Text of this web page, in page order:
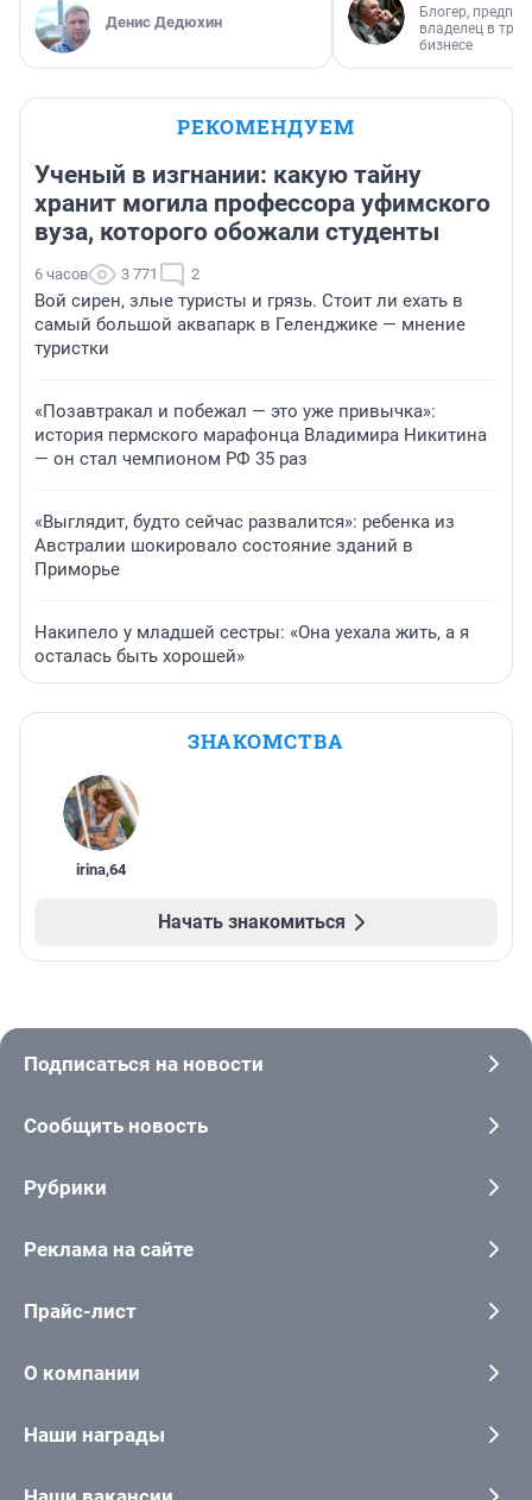
Денис Дедюхин
Блогер,
владелец в
бизнесе
РЕКОМЕНДУЕМ
Ученый в изгнании: какую тайну
хранит могила профессора уфимского
вуза, которого обожали студенты
6 часов 3 771 2
Вой сирен, злые туристы и грязь. Стоит ли ехать в
самый большой аквапарк в Геленджике — мнение
туристки
«Позавтракал и побежал — это уже привычка»:
история пермского марафонца Владимира Никитина
— он стал чемпионом РФ 35 раз
«Выглядит, будто сейчас развалится»: ребенка из
Австралии шокировало состояние зданий в
Приморье
Накипело у младшей сестры: «Она уехала жить, а я
осталась быть хорошей»
ЗНАКОМСТВА
irina,64
Начать знакомиться
Подписаться на новости
Сообщить новость
Рубрики
Реклама на сайте
Прайс-лист
О компании
Наши награды